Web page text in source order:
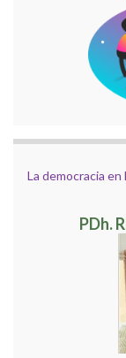
La democracia en
PDh.